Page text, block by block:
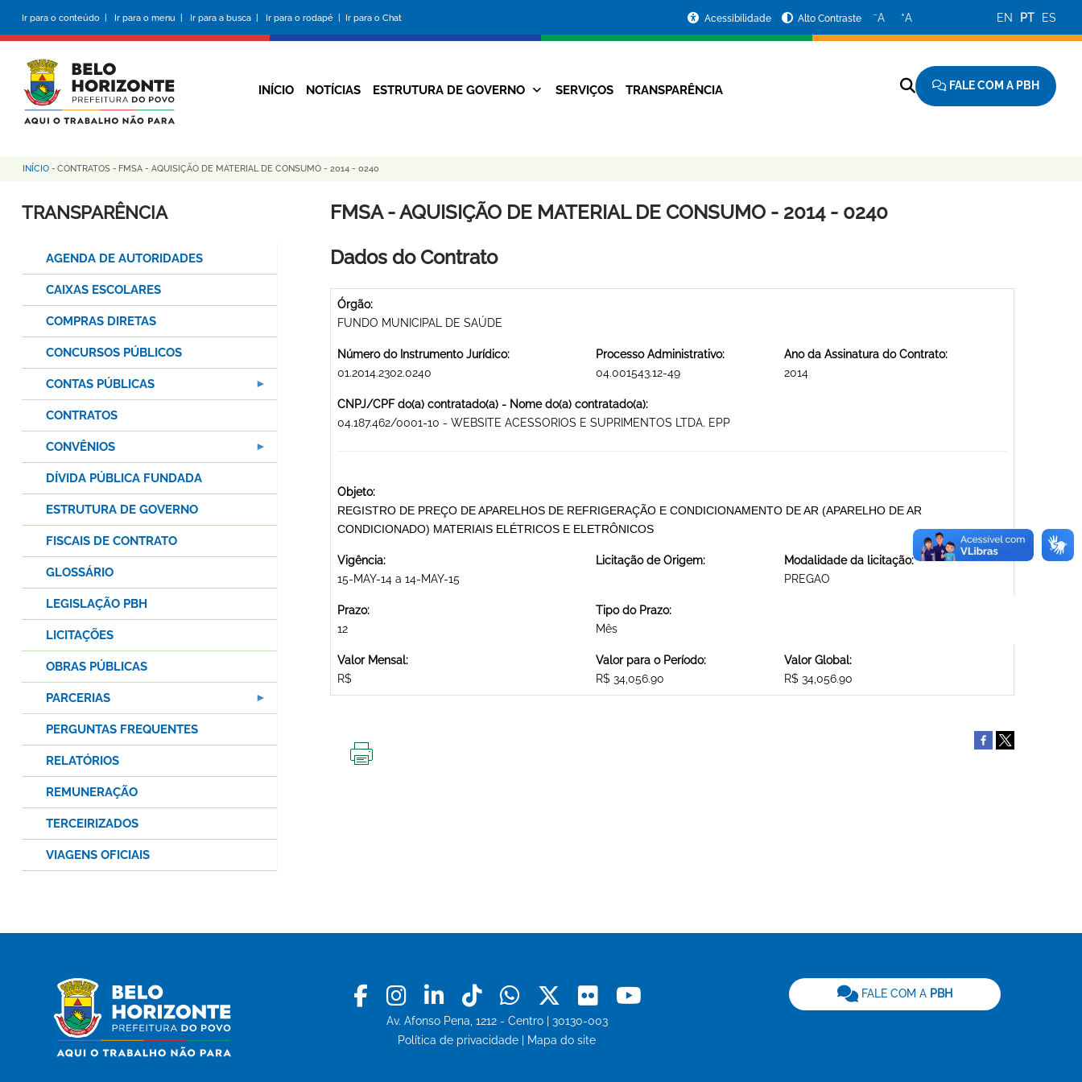
conteúdo
principal
Ir para o conteúdo | Ir para o menu | Ir para a busca | Ir para o rodapé | Ir para o Chat
da
Prefeitura
Acessibilidade Alto Contraste −A +A EN PT ES
Navegação
INÍCIO NOTÍCIAS ESTRUTURA DE GOVERNO SERVIÇOS TRANSPARÊNCIA FALE COM A PBH
Trilha
de
INÍCIO - CONTRATOS - FMSA - AQUISIÇÃO DE MATERIAL DE CONSUMO - 2014 - 0240
FMSA - AQUISIÇÃO DE MATERIAL DE CONSUMO - 2014 - 0240
Dados do Contrato
Órgão:
FUNDO MUNICIPAL DE SAÚDE
Número do Instrumento Jurídico:
01.2014.2302.0240
Processo Administrativo:
04.001543.12-49
Ano da Assinatura do Contrato:
2014
CNPJ/CPF do(a) contratado(a) - Nome do(a) contratado(a):
04.187.462/0001-10 - WEBSITE ACESSORIOS E SUPRIMENTOS LTDA. EPP
Objeto:
REGISTRO DE PREÇO DE APARELHOS DE REFRIGERAÇÃO E CONDICIONAMENTO DE AR (APARELHO DE AR
CONDICIONADO) MATERIAIS ELÉTRICOS E ELETRÔNICOS
Vigência:
15-MAY-14 a 14-MAY-15
Licitação de Origem:
Modalidade da licitação:
PREGAO
Prazo:
12
Tipo do Prazo:
Mês
Valor Mensal:
R$
Valor para o Período:
R$ 34,056.90
Valor Global:
R$ 34,056.90
TRANSPARÊNCIA
AGENDA DE AUTORIDADES
CAIXAS ESCOLARES
COMPRAS DIRETAS
CONCURSOS PÚBLICOS
CONTAS PÚBLICAS
CONTRATOS
CONVÊNIOS
DÍVIDA PÚBLICA FUNDADA
ESTRUTURA DE GOVERNO
FISCAIS DE CONTRATO
GLOSSÁRIO
LEGISLAÇÃO PBH
LICITAÇÕES
OBRAS PÚBLICAS
PARCERIAS
PERGUNTAS FREQUENTES
RELATÓRIOS
REMUNERAÇÃO
TERCEIRIZADOS
VIAGENS OFICIAIS
Facebook
Instagram
LinkedinTiktokWhatsapp
X Flickr
Av. Afonso Pena, 1212 - Centro | 30130-003
Política de privacidade
Mapa do site
FALE COM A PBH